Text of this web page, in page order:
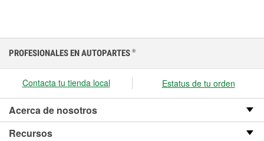
PROFESIONALES EN AUTOPARTES ®
Contacta tu tienda local Estatus de tu orden
Acerca de nosotros
Recursos